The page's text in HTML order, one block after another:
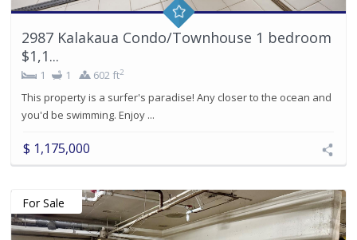
2987 Kalakaua Condo/Townhouse 1 bedroom
$1,1...
1 1 602 ft2
This property is a surfer's paradise! Any closer to the ocean and
you'd be swimming. Enjoy ...
$ 1,175,000
For Sale